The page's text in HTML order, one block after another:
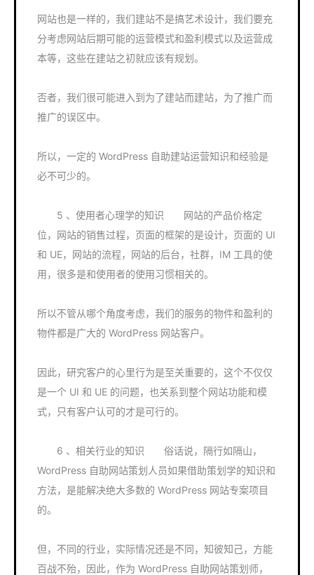
网站也是一样的，我们建站不是搞艺术设计，我们要充
分考虑网站后期可能的运营模式和盈利模式以及运营成
本等，这些在建站之初就应该有规划。
否者，我们很可能进入到为了建站而建站，为了推广而
推广的误区中。
所以，一定的 WordPress 自助建站运营知识和经验是
必不可少的。
5 、使用者心理学的知识 网站的产品价格定
位，网站的销售过程，页面的框架的是设计，页面的 UI
和 UE，网站的流程，网站的后台，社群，IM 工具的使
用，很多是和使用者的使用习惯相关的。
所以不管从哪个角度考虑，我们的服务的物件和盈利的
物件都是广大的 WordPress 网站客户。
因此，研究客户的心里行为是至关重要的，这个不仅仅
是一个 UI 和 UE 的问题，也关系到整个网站功能和模
式，只有客户认可的才是可行的。
6 、相关行业的知识 俗话说，隔行如隔山，
WordPress 自助网站策划人员如果借助策划学的知识和
方法，是能解决绝大多数的 WordPress 网站专案项目
的。
但，不同的行业，实际情况还是不同，知彼知己，方能
百战不殆，因此，作为 WordPress 自助网站策划师，